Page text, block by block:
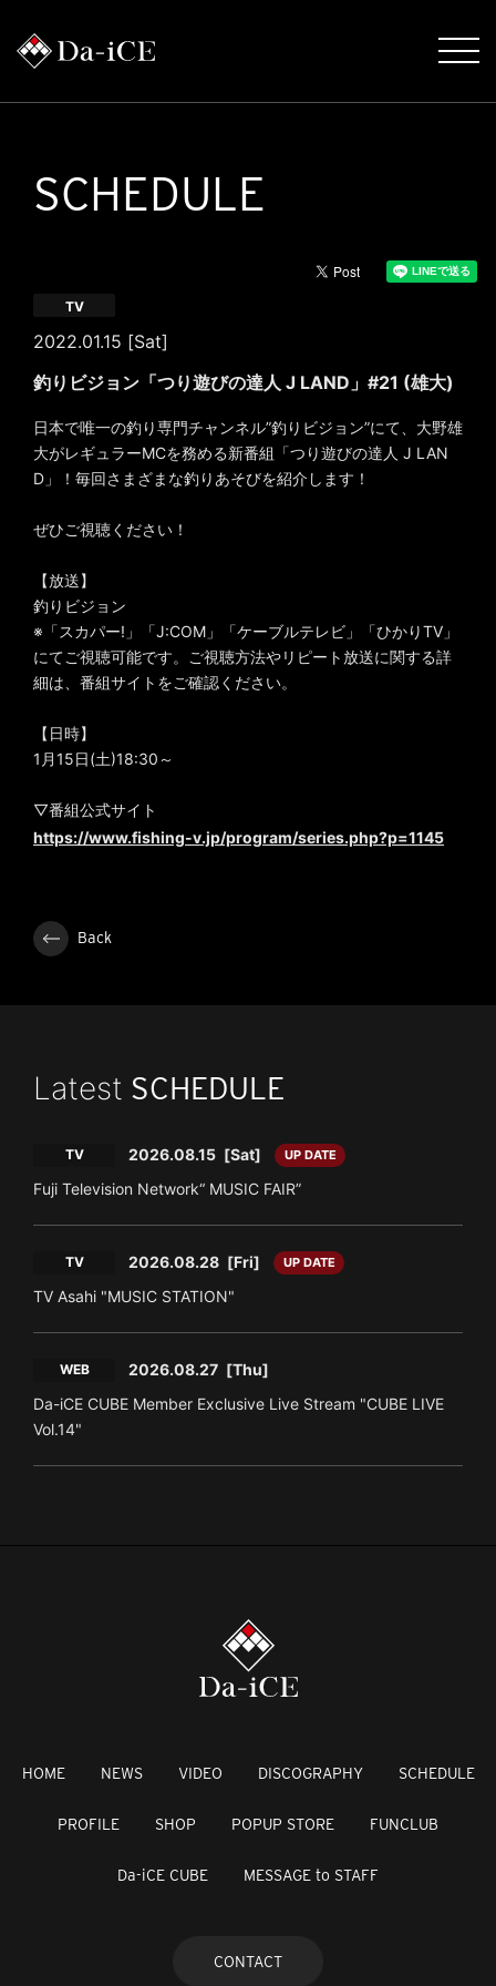
SCHEDULE
2022.01.15 [Sat]
TV
釣りビジョン「つり遊びの達人 J LAND」#21 (雄大)
日本で唯一の釣り専門チャンネル”釣りビジョン”にて、大野雄
大がレギュラーMCを務める新番組「つり遊びの達人 J LAN
D」！毎回さまざまな釣りあそびを紹介します！
ぜひご視聴ください！
【放送】
釣りビジョン
※「スカパー!」「J:COM」「ケーブルテレビ」「ひかりTV」
にてご視聴可能です。ご視聴方法やリピート放送に関する詳
細は、番組サイトをご確認ください。
【日時】
1月15日(土)18:30～
▽番組公式サイト
https://www.fishing-v.jp/program/series.php?p=1145
Back
Latest SCHEDULE
TV 2026.08.15 [Sat] UP DATE
Fuji Television Network“ MUSIC FAIR”
TV 2026.08.28 [Fri] UP DATE
TV Asahi "MUSIC STATION"
WEB 2026.08.27 [Thu]
Da-iCE CUBE Member Exclusive Live Stream "CUBE LIVE
Vol.14"
HOME NEWS VIDEO DISCOGRAPHY SCHEDULE
PROFILE SHOP POPUP STORE FUNCLUB
Da-iCE CUBE MESSAGE to STAFF
CONTACT